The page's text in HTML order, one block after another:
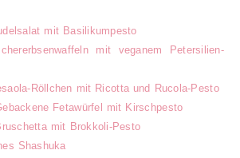
mit Basilikumpesto
mit veganem Petersilien-
Röllchen mit Ricotta und Rucola-Pesto
Fetawürfel mit Kirschpesto
mit Brokkoli-Pesto
Shashuka